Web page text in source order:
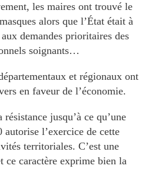
les maires ont trouvé le
alors que l’État était à
demandes prioritaires des
soignants…
et régionaux ont
en faveur de l’économie.
jusqu’à ce qu’une
l’exercice de cette
territoriales. C’est une
ce caractère exprime bien la